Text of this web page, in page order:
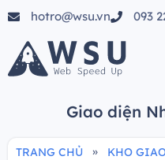
hotro@wsu.vn 093
Giao diện
TRANG CHỦ » KHO